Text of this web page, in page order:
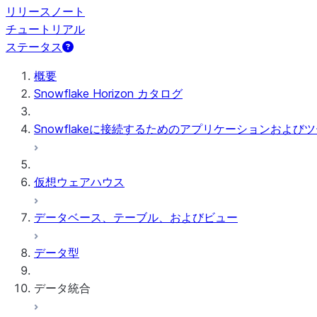
リリースノート
チュートリアル
ステータス
概要
Snowflake Horizon カタログ
Snowflakeに接続するためのアプリケーションおよび
仮想ウェアハウス
データベース、テーブル、およびビュー
データ型
データ統合